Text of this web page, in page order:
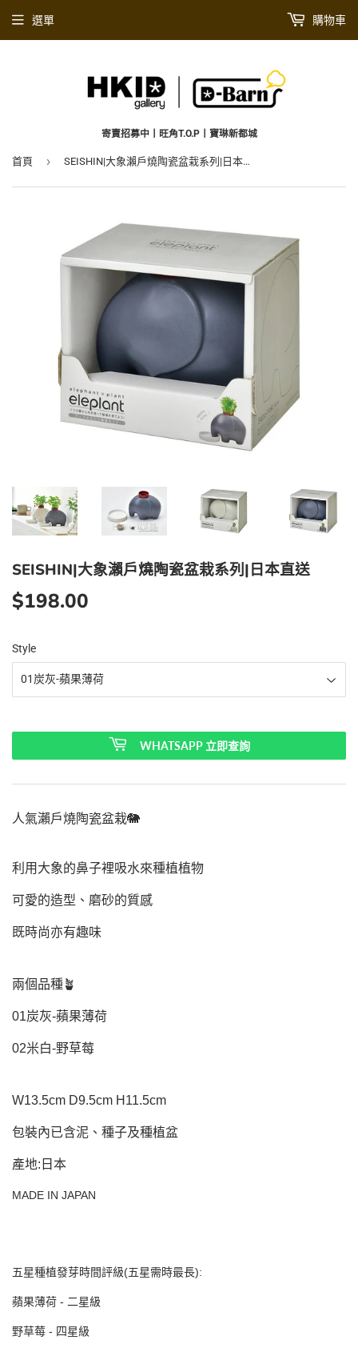
寄賣招募中丨旺角T.O.P丨寶琳新都城
選單 購物車
首頁 › SEISHIN|大象瀨戶燒陶瓷盆栽系列|日本直送
SEISHIN|大象瀨戶燒陶瓷盆栽系列|日本直送
$198.00
Style
WHATSAPP 立即查詢
人氣瀨戶燒陶瓷盆栽🐘
利用大象的鼻子裡吸水來種植植物
可愛的造型、磨砂的質感
既時尚亦有趣味
兩個品種🪴
01炭灰-蘋果薄荷
02米白-野草莓
W13.5cm D9.5cm H11.5cm
包裝內已含泥、種子及種植盆
產地:日本
MADE IN JAPAN
五星種植發芽時間評級(五星需時最長):
蘋果薄荷 - 二星級
野草莓 - 四星級